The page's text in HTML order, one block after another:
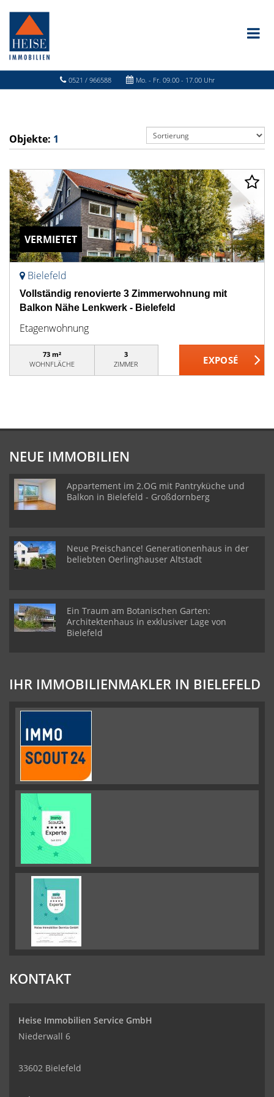
0521 / 966588 Mo. - Fr. 09.00 - 17.00 Uhr
Objekte: 1
VERMIETET
Bielefeld
Vollständig renovierte 3 Zimmerwohnung mit
Balkon Nähe Lenkwerk - Bielefeld
Etagenwohnung
73 m²
WOHNFLÄCHE
3
ZIMMER
NEUE IMMOBILIEN
Appartement im 2.OG mit Pantryküche und
Balkon in Bielefeld - Großdornberg
Neue Preischance! Generationenhaus in der
beliebten Oerlinghauser Altstadt
Ein Traum am Botanischen Garten:
Architektenhaus in exklusiver Lage von
Bielefeld
IHR IMMOBILIENMAKLER IN BIELEFELD
KONTAKT
Heise Immobilien Service GmbH
Niederwall 6
33602 Bielefeld